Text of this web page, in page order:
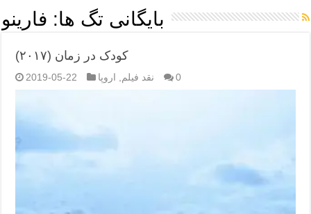
بایگانی تگ ها: فارینو
کودک در زمان (۲۰۱۷)
2019-05-22 نقد فیلم اروپا 0